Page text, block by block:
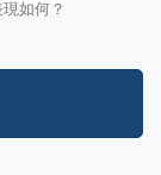
如何？